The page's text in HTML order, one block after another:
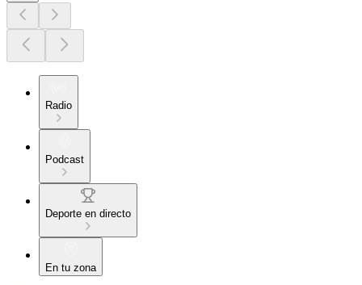
Radio
Podcast
Deporte en directo
En tu zona